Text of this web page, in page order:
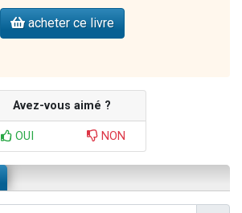
acheter ce livre
Avez-vous aimé ?
OUI NON